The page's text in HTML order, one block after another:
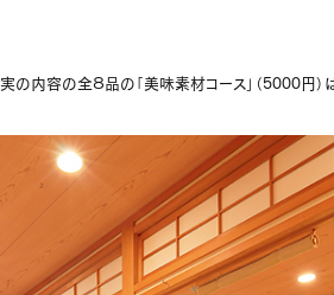
内容の全８品の「美味素材コース」（5000円）